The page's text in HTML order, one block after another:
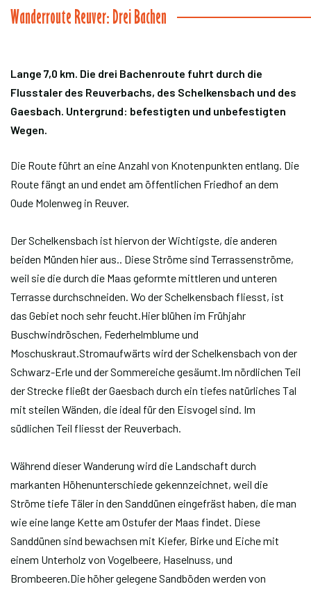
Wanderroute Reuver: Drei Bachen
Lange 7,0 km. Die drei Bachenroute fuhrt durch die
Flusstaler des Reuverbachs, des Schelkensbach und des
Gaesbach. Untergrund: befestigten und unbefestigten
Wegen.
Die Route führt an eine Anzahl von Knotenpunkten entlang. Die
Route fängt an und endet am öffentlichen Friedhof an dem
Oude Molenweg in Reuver.
Der Schelkensbach ist hiervon der Wichtigste, die anderen
beiden Münden hier aus.. Diese Ströme sind Terrassenströme,
weil sie die durch die Maas geformte mittleren und unteren
Terrasse durchschneiden. Wo der Schelkensbach fliesst, ist
das Gebiet noch sehr feucht.Hier blühen im Frühjahr
Buschwindröschen, Federhelmblume und
Moschuskraut.Stromaufwärts wird der Schelkensbach von der
Schwarz-Erle und der Sommereiche gesäumt.Im nördlichen Teil
der Strecke fließt der Gaesbach durch ein tiefes natürliches Tal
mit steilen Wänden, die ideal für den Eisvogel sind. Im
südlichen Teil fliesst der Reuverbach.
Während dieser Wanderung wird die Landschaft durch
markanten Höhenunterschiede gekennzeichnet, weil die
Ströme tiefe Täler in den Sanddünen eingefräst haben, die man
wie eine lange Kette am Ostufer der Maas findet. Diese
Sanddünen sind bewachsen mit Kiefer, Birke und Eiche mit
einem Unterholz von Vogelbeere, Haselnuss, und
Brombeeren.Die höher gelegene Sandböden werden von